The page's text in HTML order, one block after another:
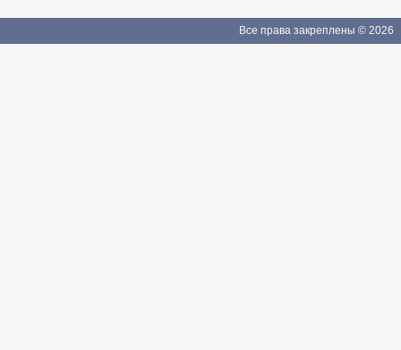
Все права закреплены © 2026